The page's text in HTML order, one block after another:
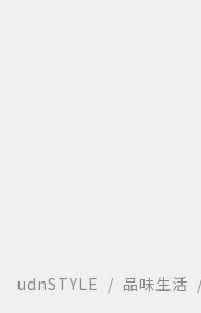
udnSTYLE 品味生活